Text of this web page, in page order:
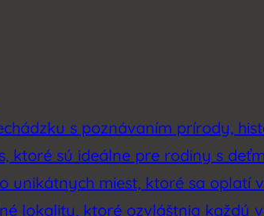
s poznávaním prírody,
ktoré sú ideálne pre rodiny s
unikátnych miest, ktoré sa oplatí
lokality, ktoré ozvláštnia každý